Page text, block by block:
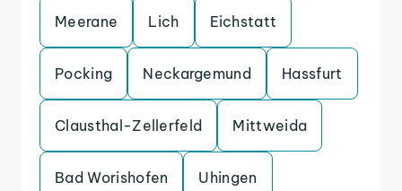
Meerane Lich Eichstatt
Pocking Neckargemund Hassfurt
Clausthal-Zellerfeld Mittweida
Bad Worishofen Uhingen